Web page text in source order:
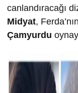
canlandıracağı
Midyat,
Çamyurdu